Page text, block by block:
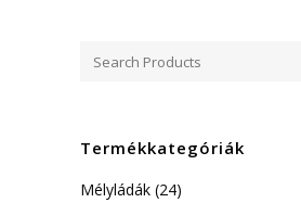
Termékkategóriák
Mélyládák (24)